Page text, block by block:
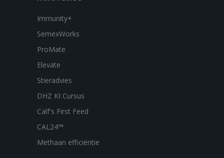
Immunity+
SemexWorks
ProMate
Elevate
Stieradvies
DHZ KI Cursus
Calf's First Feed
CAL24™
Methaan efficiëntie